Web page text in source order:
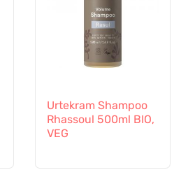
Urtekram Shampoo
Rhassoul 500ml BIO,
VEG